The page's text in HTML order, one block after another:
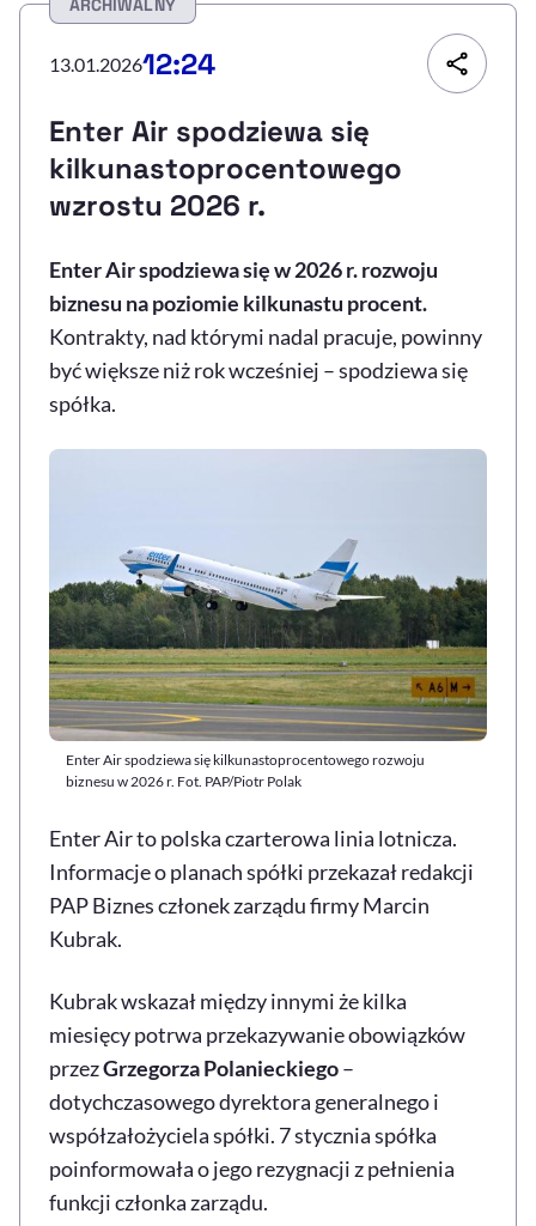
Sprawdź, jak i dlaczego zwiększamy dostępność , otwiera się w nowym
, otwiera się w
ARCHIWALNY
13.01.202612:24
Enter Air spodziewa się
kilkunastoprocentowego
wzrostu 2026 r.
Enter Airspodziewa się w 2026 r. rozwoju
biznesu na poziomie kilkunastu procent.
Kontrakty, nad którymi nadal pracuje, powinny
być większe niż rok wcześniej – spodziewa się
spółka.
Enter Air spodziewa się kilkunastoprocentowego rozwoju
biznesu w 2026 r. Fot. PAP/Piotr Polak
Enter Airto polska czarterowa linia lotnicza.
Informacje o planach spółki przekazał redakcji
PAP Biznes członek zarządu firmy Marcin
Kubrak.
Kubrak wskazał między innymi że kilka
miesięcy potrwa przekazywanie obowiązków
przezGrzegorza Polanieckiego–
dotychczasowego dyrektora generalnego i
współzałożyciela spółki. 7 stycznia spółka
poinformowała o jego rezygnacji z pełnienia
funkcji członka zarządu.